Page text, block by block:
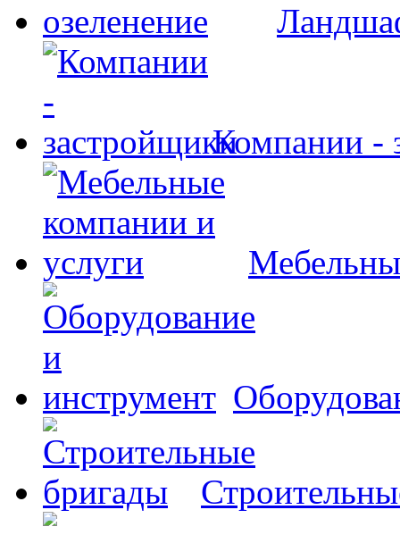
Компании -